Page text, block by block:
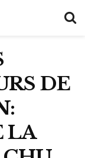
DE
LA